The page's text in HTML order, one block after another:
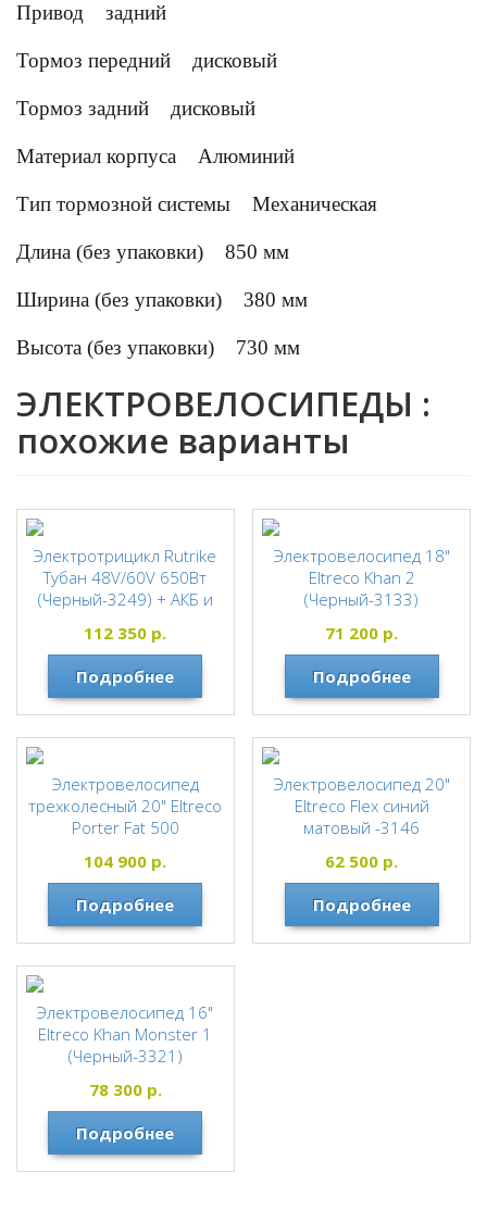
Привод задний
Тормоз передний дисковый
Тормоз задний дисковый
Материал корпуса Алюминий
Тип тормозной системы Механическая
Длина (без упаковки) 850 мм
Ширина (без упаковки) 380 мм
Высота (без упаковки) 730 мм
ЭЛЕКТРОВЕЛОСИПЕДЫ :
похожие варианты
Электротрицикл Rutrike
Тубан 48V/60V 650Вт
(Черный-3249) + АКБ и
Rutrike
112 350 р.
Подробнее
Электровелосипед 18"
Eltreco Khan 2
(Черный-3133)
ELTRECO
71 200 р.
Подробнее
Электровелосипед
трехколесный 20" Eltreco
Porter Fat 500
-3206
ELTRECO
104 900 р.
Подробнее
Электровелосипед 20"
Eltreco Flex синий
матовый -3146
ELTRECO
62 500 р.
Подробнее
Электровелосипед 16"
Eltreco Khan Monster 1
(Черный-3321)
ELTRECO
78 300р.
Подробнее